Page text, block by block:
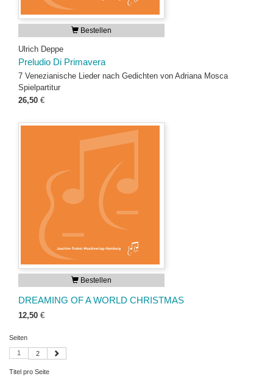
Bestellen
Ulrich Deppe
Preludio Di Primavera
7 Venezianische Lieder nach Gedichten von Adriana Mosca
Spielpartitur
26,50 €
Bestellen
DREAMING OF A WORLD CHRISTMAS
12,50 €
Seiten
1 2
Titel pro Seite